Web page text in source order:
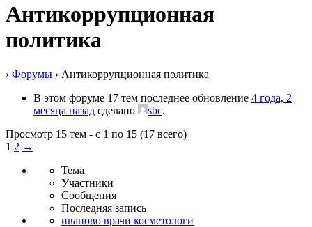
Антикоррупционная
политика
› Форумы › Антикоррупционная политика
В этом форуме 17 тем последнее обновление 4 года, 2
месяца назад сделано sbc.
Просмотр 15 тем - с 1 по 15 (17 всего)
1 2 →
Тема
Участники
Сообщения
Последняя запись
иваново врачи косметологи